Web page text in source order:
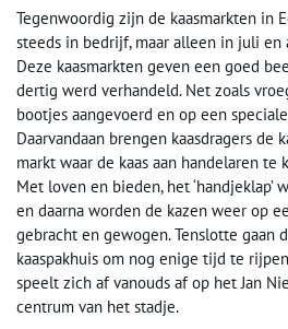
Tegenwoordig zijn de kaasmarkten in
steeds in bedrijf, maar alleen in juli en
Deze kaasmarkten geven een goed
dertig werd verhandeld. Net zoals
bootjes aangevoerd en op een
Daarvandaan brengen kaasdragers de
markt waar de kaas aan handelaren te
Met loven en bieden, het ‘handjeklap’
en daarna worden de kazen weer op
gebracht en gewogen. Tenslotte gaan
kaaspakhuis om nog enige tijd te
speelt zich af vanouds af op het Jan
centrum van het stadje.